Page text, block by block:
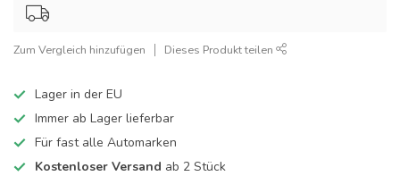
Zum Vergleich hinzufügen Dieses Produkt teilen
Lager in der EU
Immer ab Lager lieferbar
Für fast alle Automarken
Kostenloser Versand ab 2 Stück